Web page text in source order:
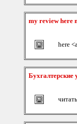
my review here
here
Бухгалтерские